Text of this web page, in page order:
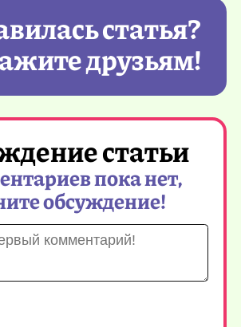
статья?
друзьям!
статьи
пока нет,
обсуждение!